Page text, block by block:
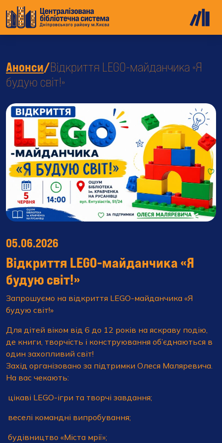
Анонси/Відкриття LEGO-майданчика «Я
будую світ!»
05.06.2026
Відкриття LEGO-майданчика «Я
будую світ!»
Запрошуємо на відкриття LEGO-майданчика «Я
будую світ!»
Для дітей віком від 6 до 12 років на яскраву подію,
де книги, творчість і конструювання об’єднаються в
один захопливий світ!
Захід організовано за підтримки Олеся Маляревича.
На вас чекають:
цікаві LEGO-ігри та творчі завдання;
веселі командні випробування;
будівництво «Міста мрії»;